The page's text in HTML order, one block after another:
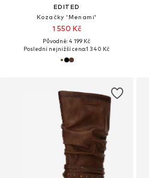
EDITED
Kozačky 'Menami'
1 550 Kč
Původně: 4 199 Kč
Poslední nejnižší cena:1 340 Kč